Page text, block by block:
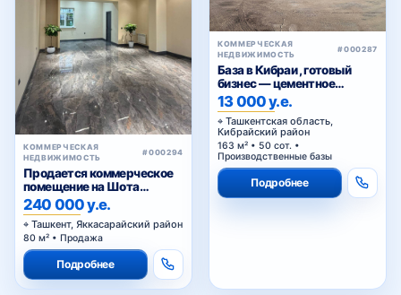
КОММЕРЧЕСКАЯ
НЕДВИЖИМОСТЬ
#000294
Продается коммерческое
помещение на Шота
Руставели
240 000 у.е.
Ташкент, Яккасарайский район
80 м² • Продажа
Подробнее
КОММЕРЧЕСКАЯ
НЕДВИЖИМОСТЬ
#000287
База в Кибраи , готовый
бизнес — цементное
производство
13 000 у.е.
Ташкентская область,
Кибрайский район
163 м² • 50 сот. •
Производственные базы
Подробнее